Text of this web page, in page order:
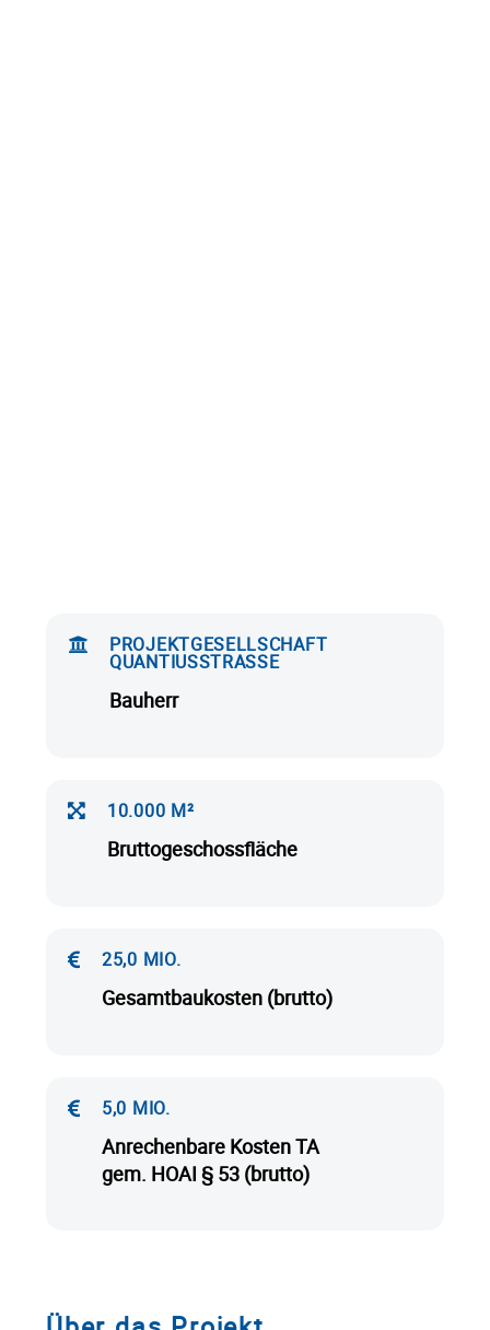
PROJEKTGESELLSCHAFT
QUANTIUSSTRASSE
Bauherr
10.000 M²
Bruttogeschossfläche
25,0 MIO.
Gesamtbaukosten (brutto)
5,0 MIO.
Anrechenbare Kosten TA
gem. HOAI § 53 (brutto)